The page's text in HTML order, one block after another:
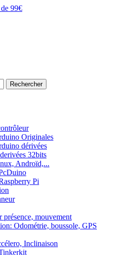
Rechercher
Originales
dérivées
32bits
Androïd,...
Pi
présence, mouvement
Odométrie, boussole, GPS
Inclinaison